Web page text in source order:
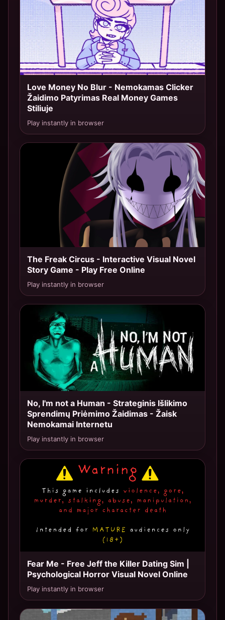
TOP 6
Love Money No Blur - Nemokamas Clicker
Žaidimo Patyrimas Real Money Games
Stiliuje
Play instantly in browser
TOP 7
The Freak Circus - Interactive Visual Novel
Story Game - Play Free Online
Play instantly in browser
TOP 8
No, I'm not a Human - Strateginis Išlikimo
Sprendimų Priėmimo Žaidimas - Žaisk
Nemokamai Internetu
Play instantly in browser
TOP 9
Fear Me - Free Jeff the Killer Dating Sim |
Psychological Horror Visual Novel Online
Play instantly in browser